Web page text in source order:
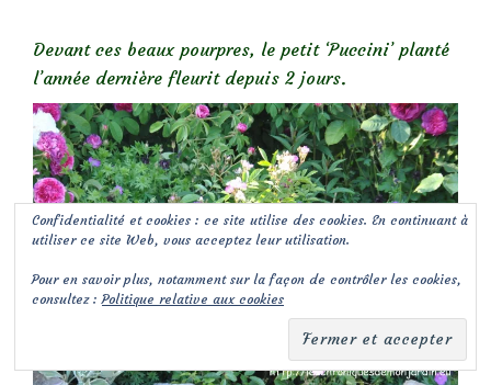
Devant ces beaux pourpres, le petit ‘Puccini’ planté
l’année dernière fleurit depuis 2 jours.
Confidentialité et cookies : ce site utilise des cookies. En continuant à
utiliser ce site Web, vous acceptez leur utilisation.
Pour en savoir plus, notamment sur la façon de contrôler les cookies,
consultez :Politique relative aux cookies